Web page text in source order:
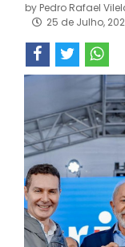
by Pedro Rafael
25 de Julho,